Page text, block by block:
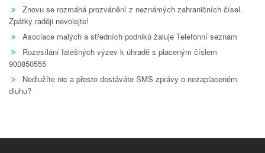
Znovu se rozmáhá prozvánění z neznámých zahraničních čísel.
Zpátky raději nevolejte!
Asociace malých a středních podniků žaluje Telefonní seznam
Rozesílání falešných výzev k úhradě s placeným číslem
900850555
Nedlužíte nic a přesto dostáváte SMS zprávy o nezaplaceném
dluhu?